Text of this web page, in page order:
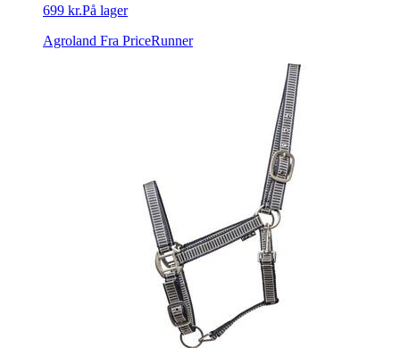
699 kr.På lager
Agroland Fra PriceRunner